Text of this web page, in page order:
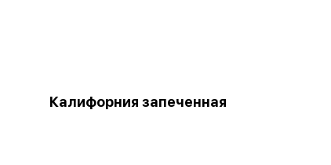
Калифорния запеченная